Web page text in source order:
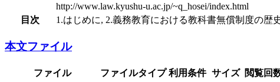
http://www.law.kyushu-u.ac.jp/~q_hosei/index.html
目次
1.はじめに, 2.義務教育における教科書無償制度の歴
本文ファイル
ファイル ファイルタイプ 利用条件 サイズ 閲覧回